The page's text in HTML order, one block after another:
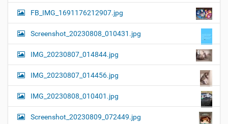
FB_IMG_1691176212907.jpg
Screenshot_20230808_010431.jpg
IMG_20230807_014844.jpg
IMG_20230807_014456.jpg
IMG_20230808_010401.jpg
Screenshot_20230809_072449.jpg